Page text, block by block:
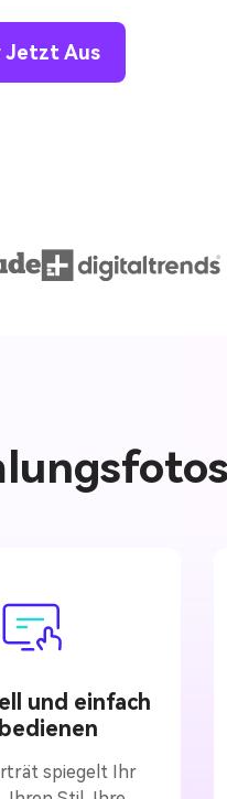
Jetzt Aus
und einfach
spiegelt Ihr